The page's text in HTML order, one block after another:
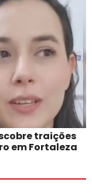
traições
em Fortaleza